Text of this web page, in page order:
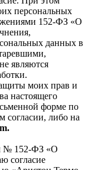
персональных
152-ФЗ «О
данных в
являются
моих прав и
настоящего
форме по
согласии, либо на
№ 152-ФЗ «О
согласие